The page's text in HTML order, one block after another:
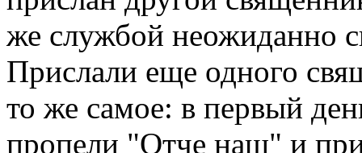
же службой неожиданно
Прислали еще одного
то же самое: в первый
пропели "Отче наш" и